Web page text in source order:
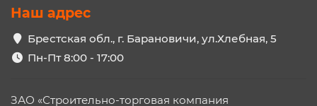
Наш адрес
Брестская обл., г. Барановичи, ул.Хлебная, 5
Пн-Пт 8:00 - 17:00
ЗАО «Строительно-торговая компания